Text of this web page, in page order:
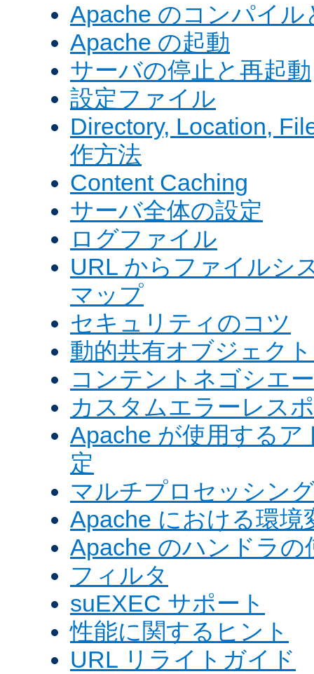
Apache のコンパイ
Apache の起動
サーバの停止と再起動
設定ファイル
Directory, Location,
作方法
Content Caching
サーバ全体の設定
ログファイル
URL からファイルシ
マップ
セキュリティのコツ
動的共有オブジェク
コンテントネゴシエ
カスタムエラーレス
Apache が使用する
定
マルチプロセッシン
Apache における環境
Apache のハンドラの
フィルタ
suEXEC サポート
性能に関するヒント
URL リライトガイド